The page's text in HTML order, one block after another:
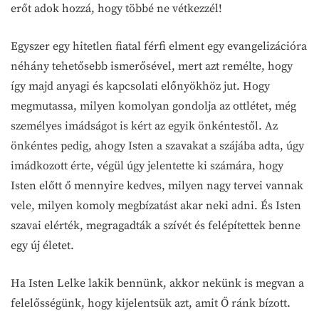
erőt adok hozzá, hogy többé ne vétkezzél!
Egyszer egy hitetlen fiatal férfi elment egy evangelizációra
néhány tehetősebb ismerősével, mert azt remélte, hogy
így majd anyagi és kapcsolati előnyökhöz jut. Hogy
megmutassa, milyen komolyan gondolja az ottlétet, még
személyes imádságot is kért az egyik önkéntestől. Az
önkéntes pedig, ahogy Isten a szavakat a szájába adta, úgy
imádkozott érte, végül úgy jelentette ki számára, hogy
Isten előtt ő mennyire kedves, milyen nagy tervei vannak
vele, milyen komoly megbízatást akar neki adni. És Isten
szavai elérték, megragadták a szívét és felépítettek benne
egy új életet.
Ha Isten Lelke lakik bennünk, akkor nekünk is megvan a
felelősségünk, hogy kijelentsük azt, amit Ő ránk bízott.